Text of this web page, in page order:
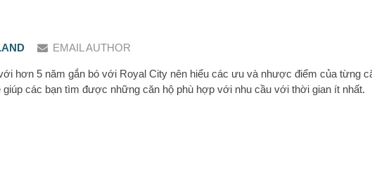
EMAIL AUTHOR
hơn 5 năm gắn bó với Royal City nên hiểu các ưu và nhược điểm của từng
giúp các bạn tìm được những căn hộ phù hợp với nhu cầu với thời gian ít nhất.